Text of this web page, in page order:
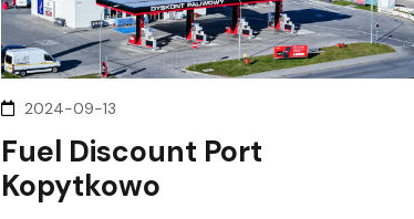
2024-09-13
Fuel Discount Port
Kopytkowo